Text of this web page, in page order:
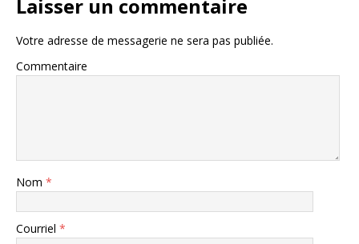
Laisser un commentaire
Votre adresse de messagerie ne sera pas publiée.
Commentaire
Nom *
Courriel *